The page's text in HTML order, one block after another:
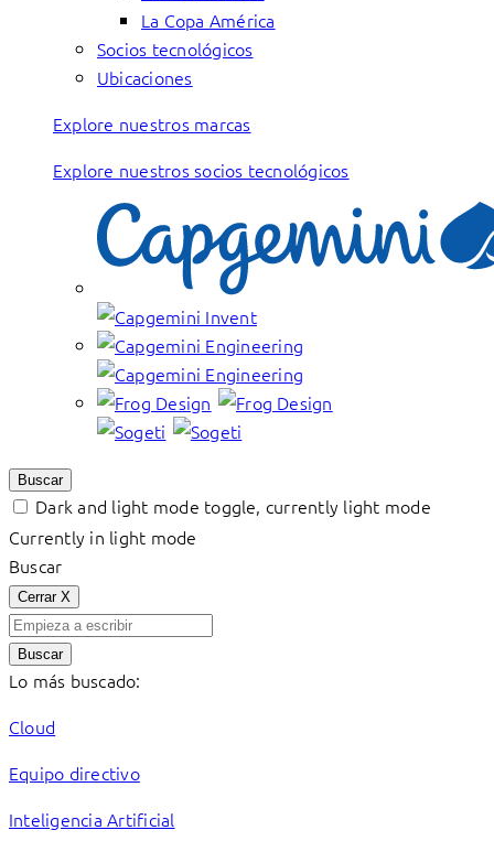
La Copa América
Socios tecnológicos
Ubicaciones
Explore nuestros marcas
Explore nuestros socios tecnológicos
Buscar
Dark and light mode toggle, currently light mode
Currently in light mode
Buscar
Cerrar X
Buscar
Lo más buscado:
Cloud
Equipo directivo
Inteligencia Artificial